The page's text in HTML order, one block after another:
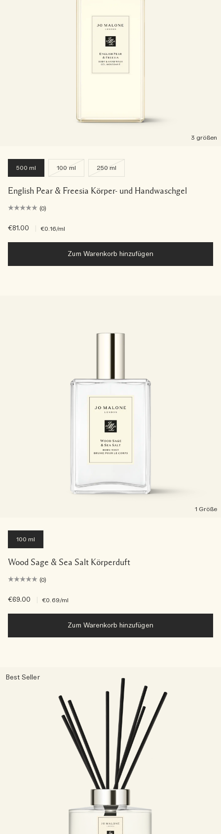
3 größen
500 ml 100 ml 250 ml
English Pear & Freesia Körper- und Handwaschgel
(0)
€81.00 €0.16/ml
Zum Warenkorb hinzufügen
1 Größe
100 ml
Wood Sage & Sea Salt Körperduft
(0)
€69.00 €0.69/ml
Zum Warenkorb hinzufügen
Best Seller